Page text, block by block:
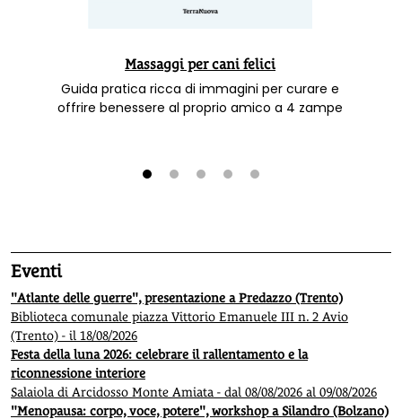
Massaggi per cani felici
Guida pratica ricca di immagini per curare e
offrire benessere al proprio amico a 4 zampe
Eventi
"Atlante delle guerre", presentazione a Predazzo (Trento)
Biblioteca comunale piazza Vittorio Emanuele III n. 2 Avio
(Trento) - il 18/08/2026
Festa della luna 2026: celebrare il rallentamento e la
riconnessione interiore
Salaiola di Arcidosso Monte Amiata - dal 08/08/2026 al 09/08/2026
"Menopausa: corpo, voce, potere", workshop a Silandro (Bolzano)